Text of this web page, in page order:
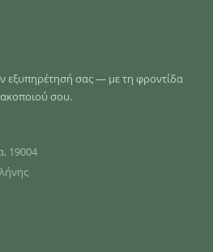
εξυπηρέτησή σας — με τη φροντίδα
σου.
19004